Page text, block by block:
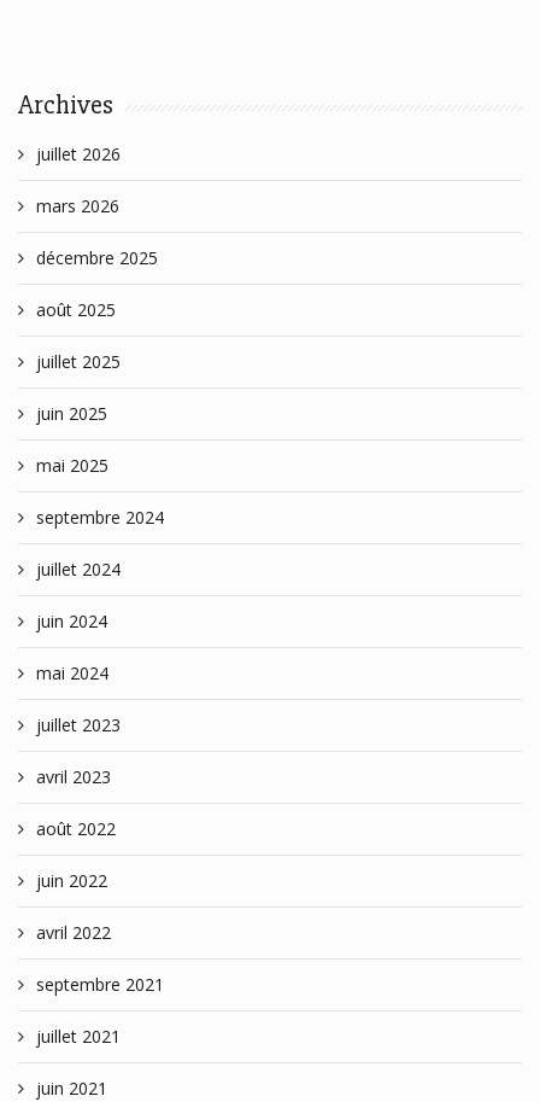
Archives
juillet 2026
mars 2026
décembre 2025
août 2025
juillet 2025
juin 2025
mai 2025
septembre 2024
juillet 2024
juin 2024
mai 2024
juillet 2023
avril 2023
août 2022
juin 2022
avril 2022
septembre 2021
juillet 2021
juin 2021